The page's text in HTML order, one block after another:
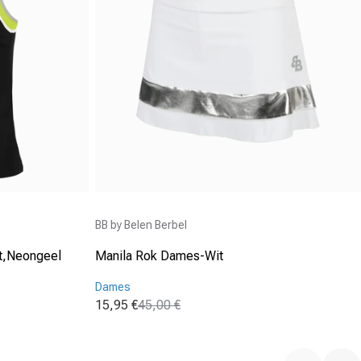
BB by Belen Berbel
Manila Rok Dames-Wit
Dames
Aanbiedingsprijs
15,95 €
Normale prijs
45,00 €